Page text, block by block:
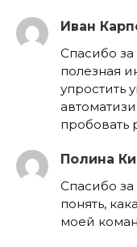
Иван
Спасибо
полезная
упростить
Полина
Спасибо
понять,
моей